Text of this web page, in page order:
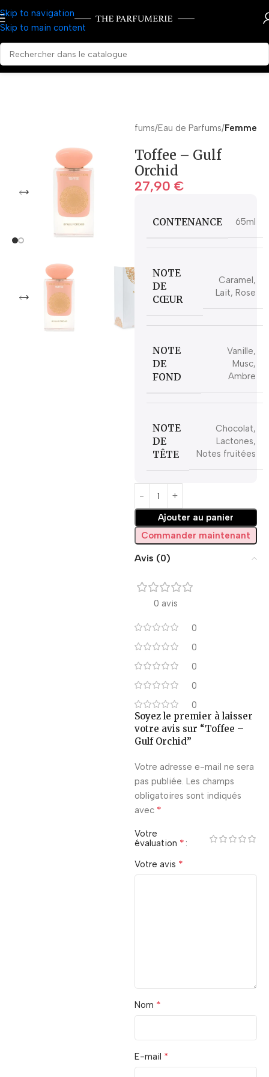
Skip to navigation
Skip to main content
Parfums Eau de Parfums Femme
Toffee – Gulf
Orchid
27,90 €
CONTENANCE 65ml
NOTE
DE
CŒUR
Caramel,
Lait, Rose
NOTE
DE
FOND
Vanille,
Musc,
Ambre
NOTE
DE
TÊTE
Chocolat,
Lactones,
Notes fruitées
Ajouter au panier
Commander maintenant
Avis (0)
0 avis
0
0
0
0
0
Soyez le premier à laisser
votre avis sur “Toffee –
Gulf Orchid”
Votre adresse e-mail ne sera
pas publiée. Les champs
obligatoires sont indiqués
avec *
Votre
évaluation *
Votre avis *
Nom *
E-mail *